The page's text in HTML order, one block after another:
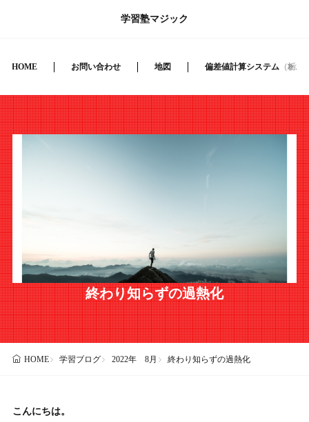
学習塾マジック
HOME お問い合わせ 地図 偏差値計算システム（栃
終わり知らずの過熱化
HOME 学習ブログ 2022年 8月 終わり知らずの過熱化
こんにちは。